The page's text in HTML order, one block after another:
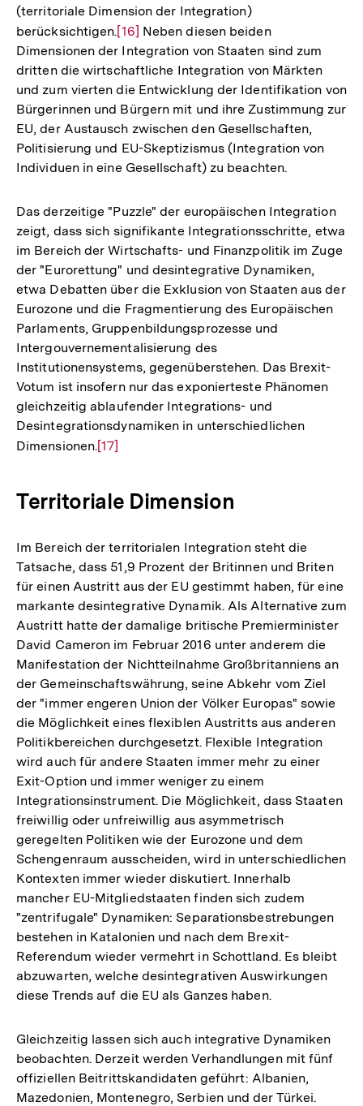
(territoriale Dimension der Integration)
berücksichtigen.Zur
Auflösung
der
Fußnote
[16] Neben diesen beiden
Dimensionen der Integration von Staaten sind zum
dritten die wirtschaftliche Integration von Märkten
und zum vierten die Entwicklung der Identifikation von
Bürgerinnen und Bürgern mit und ihre Zustimmung zur
EU, der Austausch zwischen den Gesellschaften,
Politisierung und EU-Skeptizismus (Integration von
Individuen in eine Gesellschaft) zu beachten.
Das derzeitige "Puzzle" der europäischen Integration
zeigt, dass sich signifikante Integrationsschritte, etwa
im Bereich der Wirtschafts- und Finanzpolitik im Zuge
der "Eurorettung" und desintegrative Dynamiken,
etwa Debatten über die Exklusion von Staaten aus der
Eurozone und die Fragmentierung des Europäischen
Parlaments, Gruppenbildungsprozesse und
Intergouvernementalisierung des
Institutionensystems, gegenüberstehen. Das Brexit-
Votum ist insofern nur das exponierteste Phänomen
gleichzeitig ablaufender Integrations- und
Desintegrationsdynamiken in unterschiedlichen
Dimensionen.Zur
Fußnote
[17]
Territoriale Dimension
Im Bereich der territorialen Integration steht die
Tatsache, dass 51,9 Prozent der Britinnen und Briten
für einen Austritt aus der EU gestimmt haben, für eine
markante desintegrative Dynamik. Als Alternative zum
Austritt hatte der damalige britische Premierminister
David Cameron im Februar 2016 unter anderem die
Manifestation der Nichtteilnahme Großbritanniens an
der Gemeinschaftswährung, seine Abkehr vom Ziel
der "immer engeren Union der Völker Europas" sowie
die Möglichkeit eines flexiblen Austritts aus anderen
Politikbereichen durchgesetzt. Flexible Integration
wird auch für andere Staaten immer mehr zu einer
Exit-Option und immer weniger zu einem
Integrationsinstrument. Die Möglichkeit, dass Staaten
freiwillig oder unfreiwillig aus asymmetrisch
geregelten Politiken wie der Eurozone und dem
Schengenraum ausscheiden, wird in unterschiedlichen
Kontexten immer wieder diskutiert. Innerhalb
mancher EU-Mitgliedstaaten finden sich zudem
"zentrifugale" Dynamiken: Separationsbestrebungen
bestehen in Katalonien und nach dem Brexit-
Referendum wieder vermehrt in Schottland. Es bleibt
abzuwarten, welche desintegrativen Auswirkungen
diese Trends auf die EU als Ganzes haben.
Gleichzeitig lassen sich auch integrative Dynamiken
beobachten. Derzeit werden Verhandlungen mit fünf
offiziellen Beitrittskandidaten geführt: Albanien,
Mazedonien, Montenegro, Serbien und der Türkei.